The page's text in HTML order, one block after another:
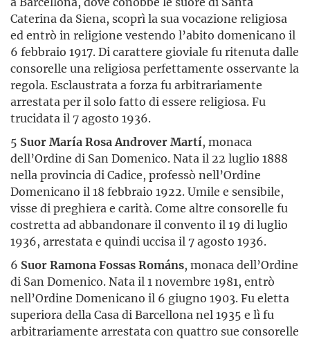
Caterina da Siena, scoprì la sua vocazione religiosa
ed entrò in religione vestendo l’abito domenicano il
6 febbraio 1917. Di carattere gioviale fu ritenuta dalle
consorelle una religiosa perfettamente osservante la
regola. Esclaustrata a forza fu arbitrariamente
arrestata per il solo fatto di essere religiosa. Fu
trucidata il 7 agosto 1936.
5 Suor María Rosa Androver Martí, monaca
dell’Ordine di San Domenico. Nata il 22 luglio 1888
nella provincia di Cadice, professò nell’Ordine
Domenicano il 18 febbraio 1922. Umile e sensibile,
visse di preghiera e carità. Come altre consorelle fu
costretta ad abbandonare il convento il 19 di luglio
1936, arrestata e quindi uccisa il 7 agosto 1936.
6 Suor Ramona Fossas Románs, monaca dell’Ordine
di San Domenico. Nata il 1 novembre 1981, entrò
nell’Ordine Domenicano il 6 giugno 1903. Fu eletta
superiora della Casa di Barcellona nel 1935 e lì fu
arbitrariamente arrestata con quattro sue consorelle